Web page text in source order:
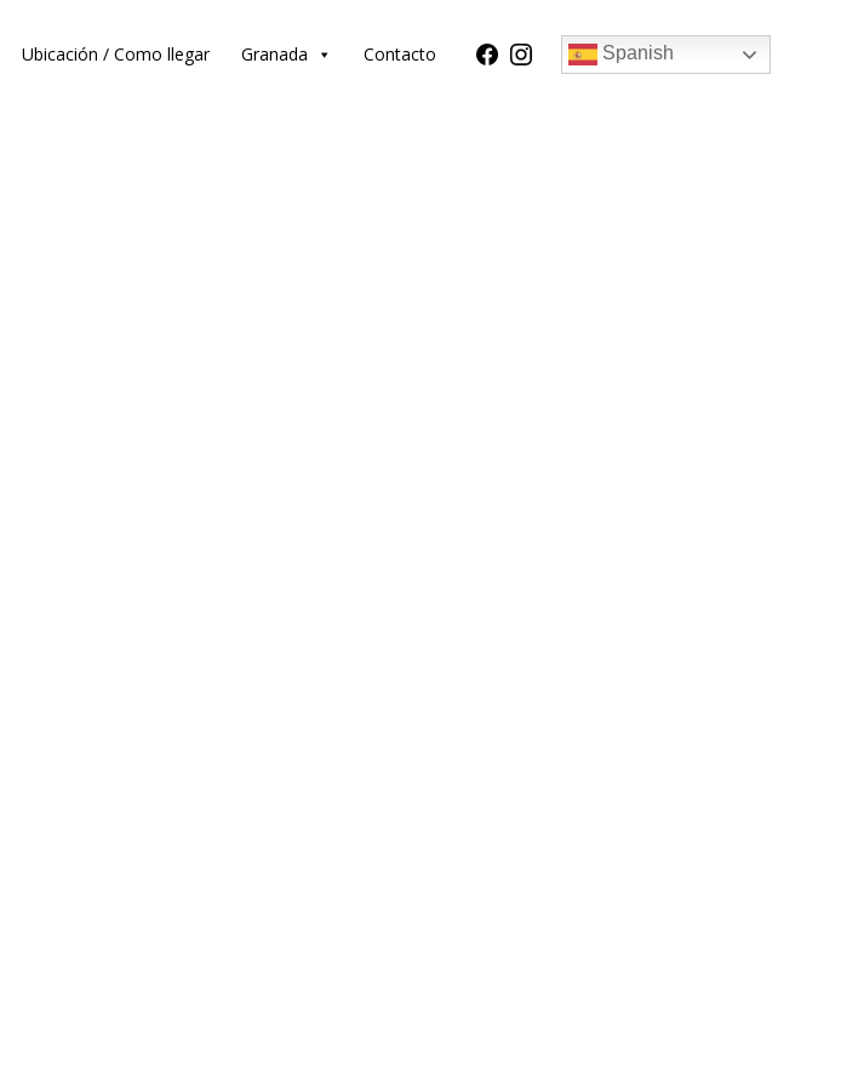
Ubicación / Como llegar Granada Contacto Spanish